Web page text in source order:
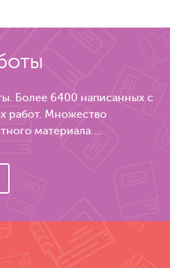
Более 6400 написанных с
работ. Множество
материала....